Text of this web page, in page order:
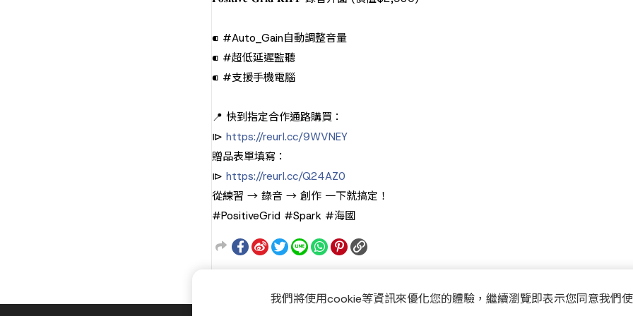
⁌ #Auto_Gain自動調整音量
⁌ #超低延遲監聽
⁌ #支援手機電腦
📍 快到指定合作通路購買：
⧐https://reurl.cc/9WVNEY
贈品表單填寫：
⧐https://reurl.cc/Q24AZ0
從練習 → 錄音 → 創作 一下就搞定！
#PositiveGrid #Spark #海國
我們將使用cookie等資訊來優化您的體驗，繼續瀏覽即表示您同意我們使